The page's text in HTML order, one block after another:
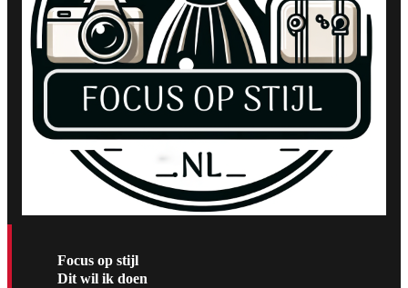
Focus op stijl
Dit wil ik doen